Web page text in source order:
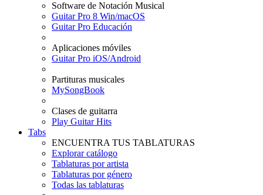
Software de Notación Musical
Guitar Pro 8 Win/macOS
Guitar Pro Educación
Aplicaciones móviles
Guitar Pro iOS/Android
Partituras musicales
MySongBook
Clases de guitarra
Play Guitar Hits
Tabs
ENCUENTRA TUS TABLATURAS
Explorar catálogo
Tablaturas por artista
Tablaturas por género
Todas las tablaturas